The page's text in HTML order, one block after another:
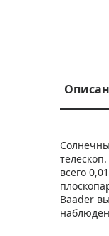
всего
Baader